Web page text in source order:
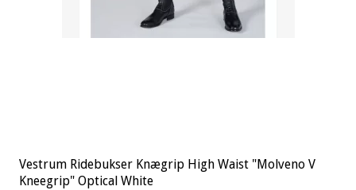
Vestrum Ridebukser Knægrip High Waist "Molveno V
Kneegrip" Optical White